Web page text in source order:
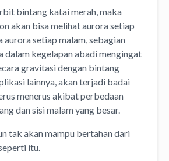
bintang katai merah, maka
akan bisa melihat aurora setiap
aurora setiap malam, sebagian
dalam kegelapan abadi mengingat
gravitasi dengan bintang
lainnya, akan terjadi badai
menerus akibat perbedaan
dan sisi malam yang besar.
tak akan mampu bertahan dari
itu.